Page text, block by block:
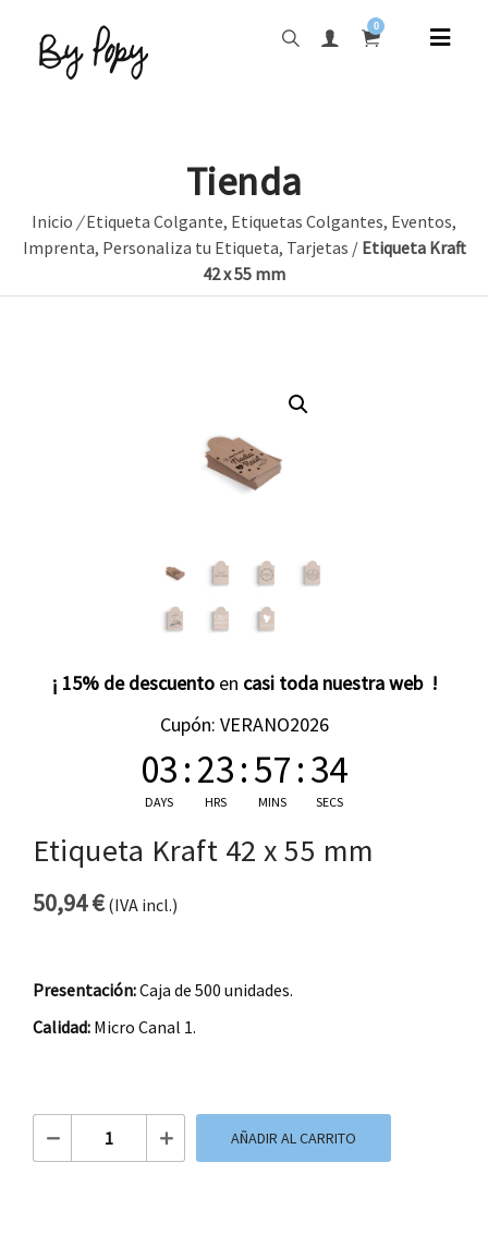
0
Tienda
Inicio /Etiqueta Colgante, Etiquetas Colgantes, Eventos,
Imprenta, Personaliza tu Etiqueta, Tarjetas / Etiqueta Kraft
42 x 55 mm
¡ 15% de descuento en casi toda nuestra web !
Cupón: VERANO2026
03
DAYS
:23
HRS
:57
MINS
:34
SECS
Etiqueta Kraft 42 x 55 mm
50,94€(IVA incl.)
Presentación:Caja de 500 unidades.
Calidad: Micro Canal 1.
Etiqueta Kraft 42 x 55 mm cantidad
AÑADIR AL CARRITO